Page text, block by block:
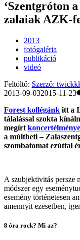
‘Szentgróton
zalaiak AZK-
2013
fotógaléria
publikáció
videó
Feltöltő: Szerző:
2013-09-032015-11-23
Forest kollégánk itt a
tálalással szokta
megírt
a múltheti –
szombatomat ezúttal
A szubjektivitás persze
módszer egy
esemény történetesen
amennyit ezesetben,
8 óra rock? Mi az?